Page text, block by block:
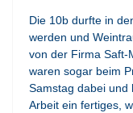
Die 10b durfte in
werden und
von der Firma Saft-
waren sogar beim
Samstag dabei und
Arbeit ein fertiges,